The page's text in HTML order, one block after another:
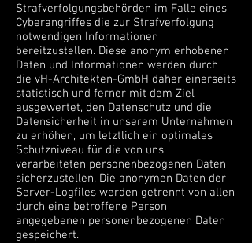
Strafverfolgungsbehörden im Falle eines
Cyberangriffes die zur Strafverfolgung
notwendigen Informationen
bereitzustellen. Diese anonym erhobenen
Daten und Informationen werden durch
die vH-Architekten-GmbH daher einerseits
statistisch und ferner mit dem Ziel
ausgewertet, den Datenschutz und die
Datensicherheit in unserem Unternehmen
zu erhöhen, um letztlich ein optimales
Schutzniveau für die von uns
verarbeiteten personenbezogenen Daten
sicherzustellen. Die anonymen Daten der
Server-Logfiles werden getrennt von allen
durch eine betroffene Person
angegebenen personenbezogenen Daten
gespeichert.